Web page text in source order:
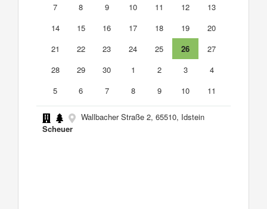
7
8 9 10 11 12
13
14
15 16 17 18 19
20
21
22 23 24 25 26
27
28
29 30 1 2 3
4
5
6 7 8 9 10 11
Wallbacher Straße 2, 65510, Idstein
Scheuer